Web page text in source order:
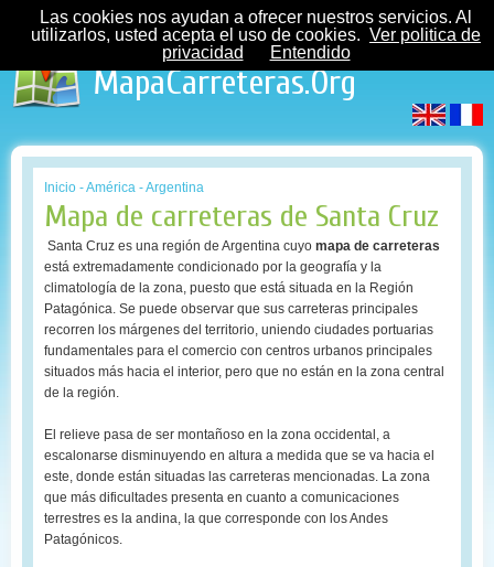
MapaCarreteras.Org
Inicio -América -Argentina
Mapa de carreteras de Santa Cruz
Santa Cruz es una región de Argentina cuyo mapa de carreteras
está extremadamente condicionado por la geografía y la
climatología de la zona, puesto que está situada en la Región
Patagónica. Se puede observar que sus carreteras principales
recorren los márgenes del territorio, uniendo ciudades portuarias
fundamentales para el comercio con centros urbanos principales
situados más hacia el interior, pero que no están en la zona central
de la región.
El relieve pasa de ser montañoso en la zona occidental, a
escalonarse disminuyendo en altura a medida que se va hacia el
este, donde están situadas las carreteras mencionadas. La zona
que más dificultades presenta en cuanto a comunicaciones
terrestres es la andina, la que corresponde con los Andes
Patagónicos.
Las cookies nos ayudan a ofrecer nuestros servicios. Al
utilizarlos, usted acepta el uso de cookies. Ver politica de
privacidad
Entendido